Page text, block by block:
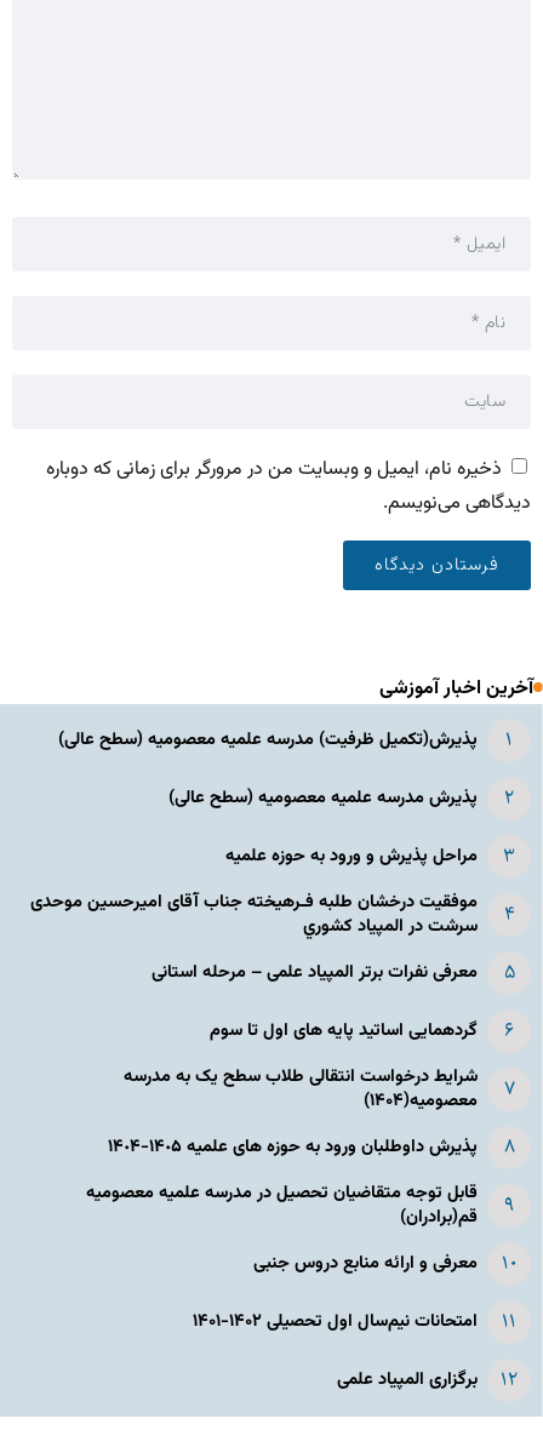
ذخیره نام، ایمیل و وبسایت من در مرورگر برای زمانی که دوباره
دیدگاهی می‌نویسم.
آخرین اخبار آموزشی
پذیرش(تکمیل ظرفیت) مدرسه علمیه معصومیه‌ (سطح عالی)
پذیرش مدرسه علمیه معصومیه‌ (سطح عالی)
مراحل پذیرش و ورود به حوزه علمیه
موفقیت درخشان طلبه فـرهیخته جناب آقای امیرحسین موحدی
سرشت در المپياد كشوري
معرفی نفرات برتر المپیاد علمی – مرحله استانی
گردهمایی اساتید پایه های اول تا سوم
شرایط درخواست انتقالی طلاب سطح یک به مدرسه
معصومیه(۱۴۰۴)
پذیرش داوطلبان ورود به حوزه های علمیه ١۴٠۵-١۴٠۴
قابل توجه متقاضیان تحصیل در مدرسه علمیه معصومیه
قم(برادران)
معرفی و ارائه منابع دروس جنبی
امتحانات نیم‌سال اول تحصیلی ۱۴۰۲-۱۴۰۱
برگزاری المپیاد علمی